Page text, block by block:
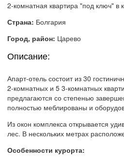
2-комнатная квартира "под ключ" в
Страна: Болгария
Город, район: Царево
Описание:
Апарт-отель состоит из 30
2-комнатных и 5 3-комнатных
предлагаются со степенью
полностью меблированы и
Из окон комплекса открывается
лес. В нескольких метрах
Особенности курорта: